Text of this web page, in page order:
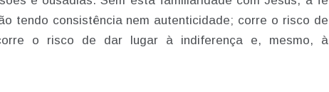
tendo consistência nem autenticidade; corre o risco de
o risco de dar lugar à indiferença e, mesmo, à